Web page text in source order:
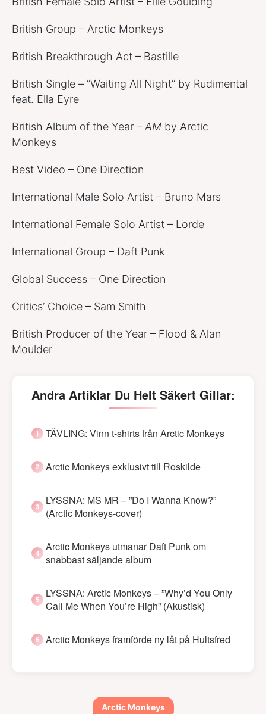
British Group – Arctic Monkeys
British Breakthrough Act – Bastille
British Single – ”Waiting All Night” by Rudimental
feat. Ella Eyre
British Album of the Year – AM by Arctic
Monkeys
Best Video – One Direction
International Male Solo Artist – Bruno Mars
International Female Solo Artist – Lorde
International Group – Daft Punk
Global Success – One Direction
Critics’ Choice – Sam Smith
British Producer of the Year – Flood & Alan
Moulder
Andra Artiklar Du Helt Säkert Gillar:
TÄVLING: Vinn t-shirts från Arctic Monkeys
Arctic Monkeys exklusivt till Roskilde
LYSSNA: MS MR – ”Do I Wanna Know?”
(Arctic Monkeys-cover)
Arctic Monkeys utmanar Daft Punk om
snabbast säljande album
LYSSNA: Arctic Monkeys – ”Why’d You Only
Call Me When You’re High” (Akustisk)
Arctic Monkeys framförde ny låt på Hultsfred
Arctic Monkeys